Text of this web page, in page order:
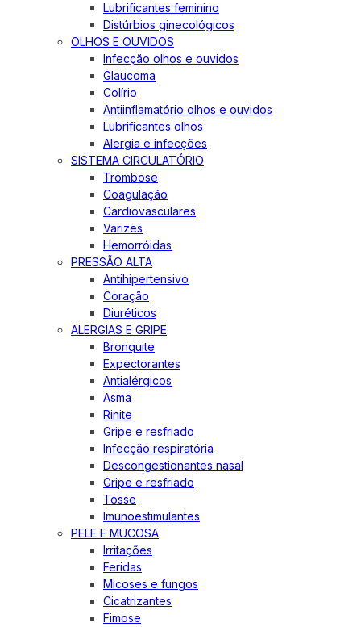
Lubrificantes feminino
Distúrbios ginecológicos
OLHOS E OUVIDOS
Infecção olhos e ouvidos
Glaucoma
Colírio
Antiinflamatório olhos e ouvidos
Lubrificantes olhos
Alergia e infecções
SISTEMA CIRCULATÓRIO
Trombose
Coagulação
Cardiovasculares
Varizes
Hemorróidas
PRESSÃO ALTA
Antihipertensivo
Coração
Diuréticos
ALERGIAS E GRIPE
Bronquite
Expectorantes
Antialérgicos
Asma
Rinite
Gripe e resfriado
Infecção respiratória
Descongestionantes nasal
Gripe e resfriado
Tosse
Imunoestimulantes
PELE E MUCOSA
Irritações
Feridas
Micoses e fungos
Cicatrizantes
Fimose